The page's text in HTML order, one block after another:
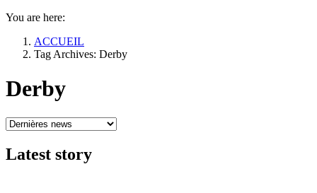
You are here:
ACCUEIL
Tag Archives: Derby
Derby
Latest story